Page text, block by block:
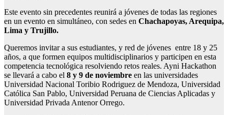
Este evento sin precedentes reunirá a jóvenes de todas las regiones
en un evento en simultáneo, con sedes en Chachapoyas, Arequipa,
Lima y Trujillo.
Queremos invitar a sus estudiantes, y red de jóvenes entre 18 y 25
años, a que formen equipos multidisciplinarios y participen en esta
competencia tecnológica resolviendo retos reales. Ayni Hackathon
se llevará a cabo el 8 y 9 de noviembre en las universidades
Universidad Nacional Toribio Rodriguez de Mendoza, Universidad
Católica San Pablo, Universidad Peruana de Ciencias Aplicadas y
Universidad Privada Antenor Orrego.